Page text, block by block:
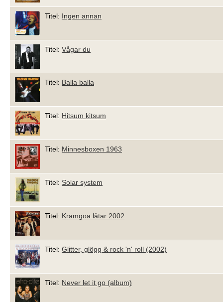
Titel: Ingen annan
Titel: Vågar du
Titel: Balla balla
Titel: Hitsum kitsum
Titel: Minnesboxen 1963
Titel: Solar system
Titel: Kramgoa låtar 2002
Titel: Glitter, glögg & rock 'n' roll (2002)
Titel: Never let it go (album)